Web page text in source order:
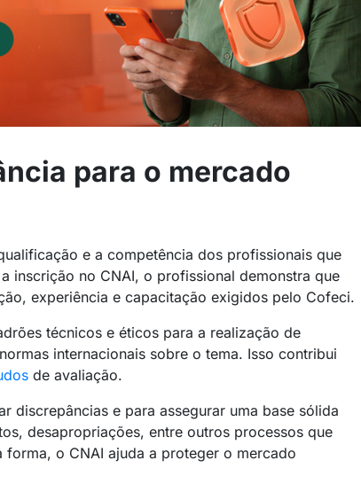
para o mercado
e a competência dos profissionais que
inscrição no CNAI, o profissional demonstra que
experiência e capacitação exigidos pelo Cofeci.
técnicos e éticos para a realização de
internacionais sobre o tema. Isso contribui
de avaliação.
discrepâncias e para assegurar uma base sólida
desapropriações, entre outros processos que
o CNAI ajuda a proteger o mercado